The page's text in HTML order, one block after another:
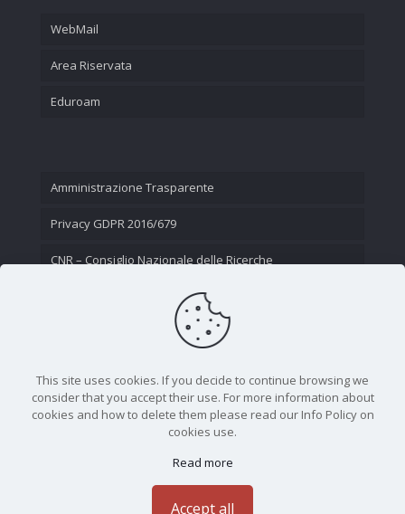
WebMail
Area Riservata
Eduroam
Amministrazione Trasparente
Privacy GDPR 2016/679
CNR – Consiglio Nazionale delle Ricerche
This site uses cookies. If you decide to continue browsing we
consider that you accept their use. For more information about
cookies and how to delete them please read our Info Policy on
cookies use.
Read more
Accept all